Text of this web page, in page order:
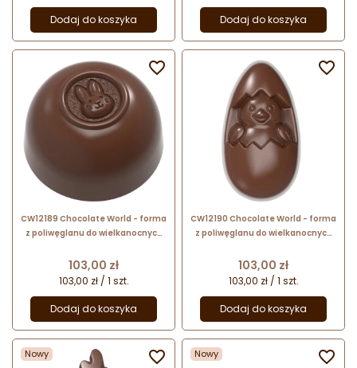
Dodaj do koszyka Dodaj do koszyka
CW12189 Chocolate World - forma
z poliwęglanu do wielkanocnych
g x 21 pralin
Cena
103,00 zł
103,00 zł / 1 szt.
Dodaj do koszyka

CW12190 Chocolate World - forma
z poliwęglanu do wielkanocnych
mm / poj. 28 g x 12 pralin
Cena
103,00 zł
103,00 zł / 1 szt.
Dodaj do koszyka

Nowy  Nowy 